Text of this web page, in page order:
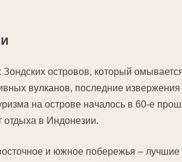
островов, который
вулканов, последние
на острове началось в 60-е
отдыха в Индонезии.
и южное побережья –